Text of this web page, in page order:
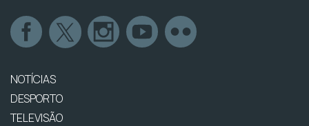
NOTÍCIAS
DESPORTO
TELEVISÃO